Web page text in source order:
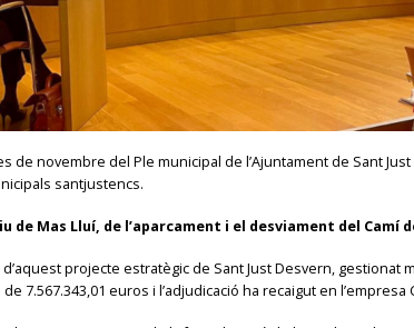
de novembre del Ple municipal de l’Ajuntament de Sant
santjustencs.
Mas Lluí, de l’aparcament i el desviament del Camí
projecte estratègic de Sant Just Desvern,
7.567.343,01 euros i l’adjudicació ha recaigut en l’empresa